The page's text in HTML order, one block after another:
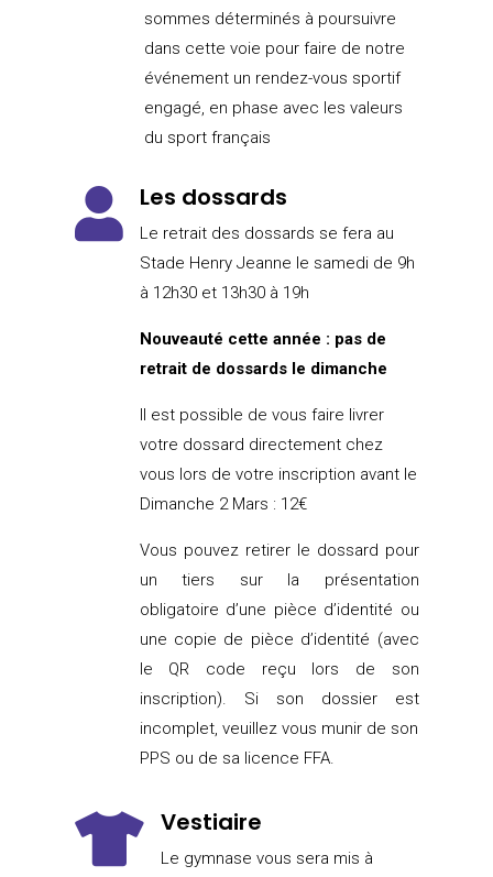
sommes déterminés à poursuivre
dans cette voie pour faire de notre
événement un rendez-vous sportif
engagé, en phase avec les valeurs
du sport français
 Les dossards
Le retrait des dossards se fera au
Stade Henry Jeanne le samedi de 9h
à 12h30 et 13h30 à 19h
Nouveauté cette année : pas de
retrait de dossards le dimanche
Il est possible de vous faire livrer
votre dossard directement chez
vous lors de votre inscription avant le
Dimanche 2 Mars : 12€
Vous pouvez retirer le dossard pour
un tiers sur la présentation
obligatoire d’une pièce d’identité ou
une copie de pièce d’identité (avec
le QR code reçu lors de son
inscription). Si son dossier est
incomplet, veuillez vous munir de son
PPS ou de sa licence FFA.
 Vestiaire
Le gymnase vous sera mis à